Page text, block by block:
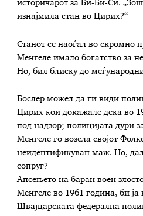
историчарот за Би-Би-Си.
изнајмила стан во Цирих?“
Станот се наоѓал во скромно
Менгеле имало богатство за
Но, бил блиску до
Бослер можел да ги види
Цирих кои докажале дека во
под надзор; полицијата дури
Менгеле го возела својот
неидентификуван маж. Но,
сопруг?
Апсењето на баран воен
Менгеле во 1961 година, би ја
Швајцарската федерална